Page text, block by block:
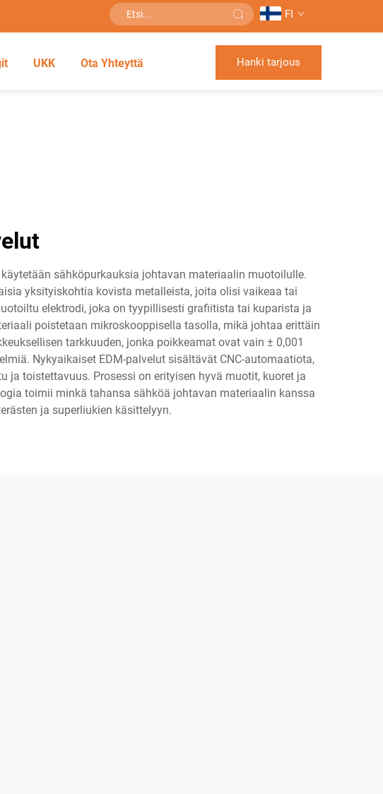
FI
UKK Ota Yhteyttä Hanki tarjous
sähköpurkauksia johtavan materiaalin muotoilulle.
yksityiskohtia kovista metalleista, joita olisi vaikeaa tai
elektrodi, joka on tyypillisesti grafiitista tai kuparista ja
poistetaan mikroskooppisella tasolla, mikä johtaa erittäin
tarkkuuden, jonka poikkeamat ovat vain ± 0,001
Nykyaikaiset EDM-palvelut sisältävät CNC-automaatiota,
toistettavuus. Prosessi on erityisen hyvä muotit, kuoret ja
toimii minkä tahansa sähköä johtavan materiaalin kanssa
ja superliukien käsittelyyn.